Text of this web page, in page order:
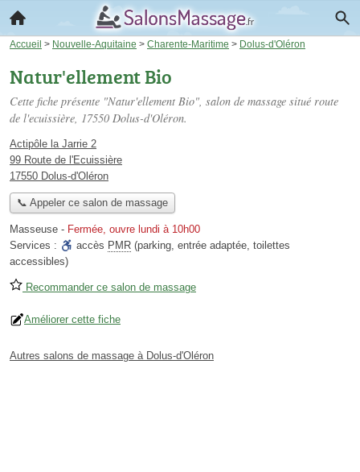
Accueil > Nouvelle-Aquitaine > Charente-Maritime > Dolus-d'Oléron
Natur'ellement Bio
Cette fiche présente "Natur'ellement Bio", salon de massage situé route
de l'ecuissière, 17550 Dolus-d'Oléron.
Actipôle la Jarrie 2
99 Route de l'Ecuissière
17550 Dolus-d'Oléron
📞 Appeler ce salon de massage
Masseuse - Fermée, ouvre lundi à 10h00
Services :
accès PMR (parking, entrée adaptée, toilettes
accessibles)
Recommander ce salon de massage
Améliorer cette fiche
Autres salons de massage à Dolus-d'Oléron